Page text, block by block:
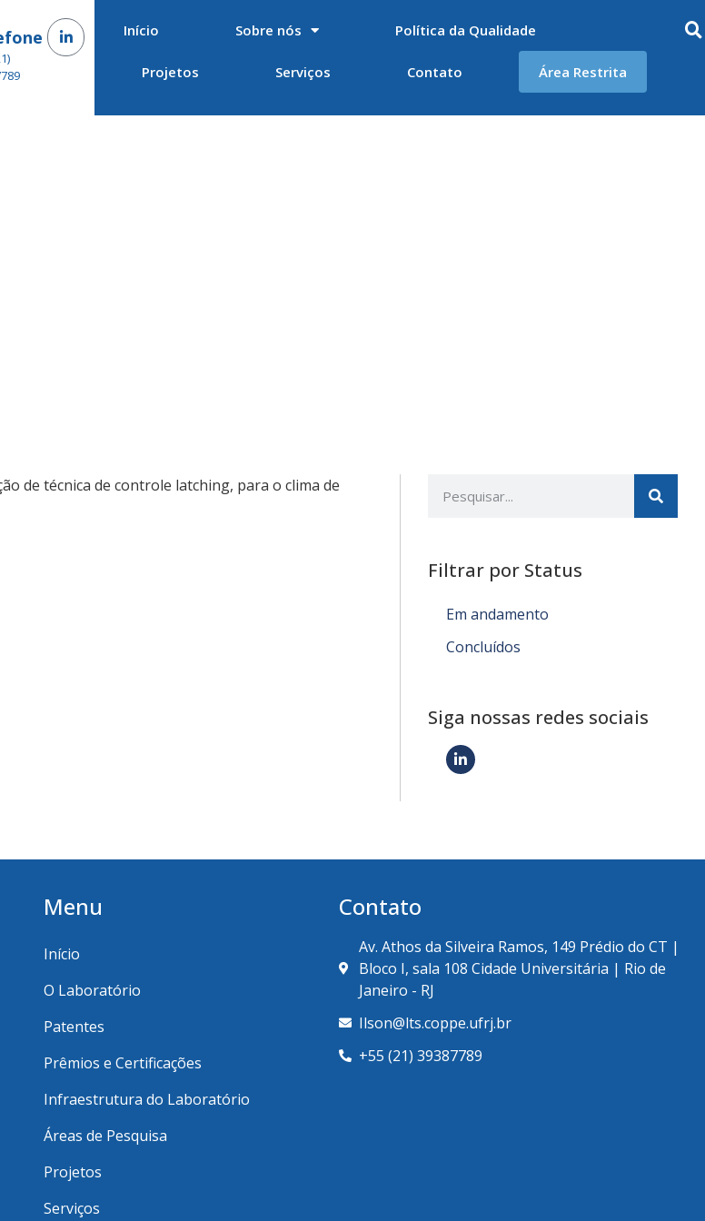
Início Sobre nós Política da Qualidade
Projetos Serviços Contato Área Restrita
de técnica de controle latching, para o clima de
Filtrar por Status
Em andamento
Concluídos
Siga nossas redes sociais
Menu
Início
O Laboratório
Patentes
Prêmios e Certificações
Infraestrutura do Laboratório
Áreas de Pesquisa
Projetos
Serviços
Contato
Av. Athos da Silveira Ramos, 149 Prédio do CT |
Bloco I, sala 108 Cidade Universitária | Rio de
Janeiro - RJ
Ilson@lts.coppe.ufrj.br
+55 (21) 39387789